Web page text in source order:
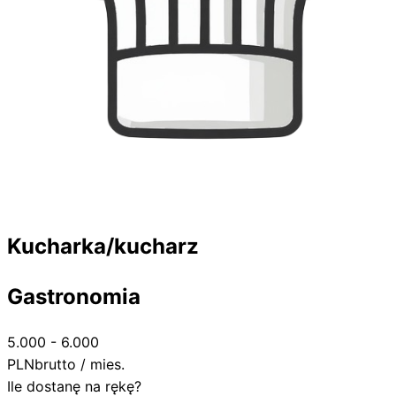
Kucharka/kucharz
Gastronomia
5.000 - 6.000
PLNbrutto / mies.
Ile dostanę na rękę?